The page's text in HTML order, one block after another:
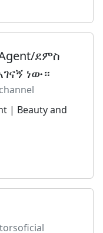
ደምስ
ነው።
| Beauty and